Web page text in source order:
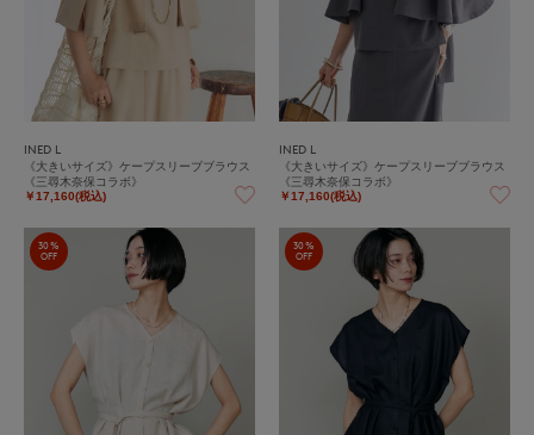
INED L
《大きいサイズ》ケープスリーブブラウス
《三尋木奈保コラボ》
￥17,160(税込)
INED L
《大きいサイズ》ケープスリーブブラウス
《三尋木奈保コラボ》
￥17,160(税込)
30%
OFF
30%
OFF